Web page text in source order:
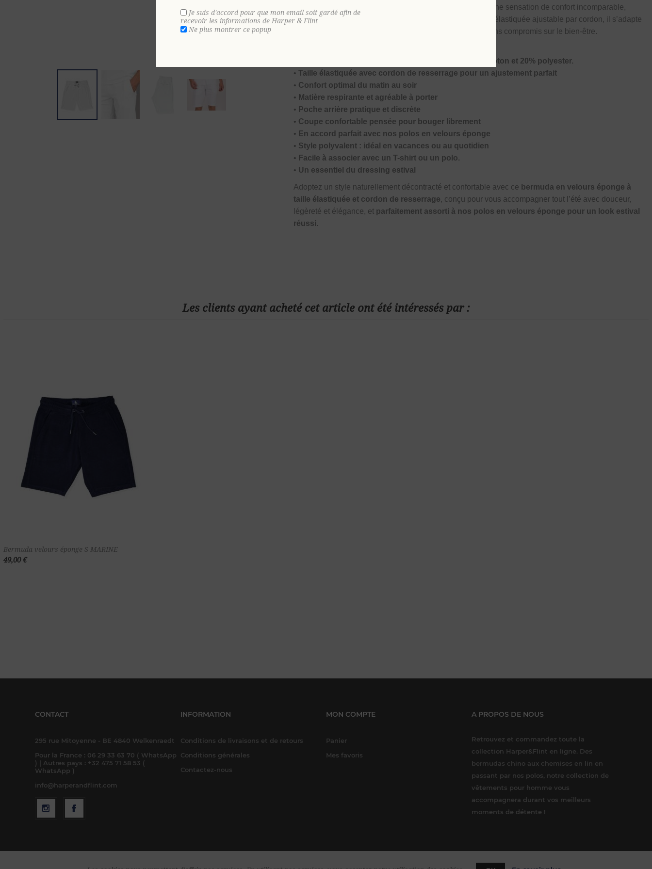
, il procure une sensation de confort incomparable,
idéale pendant les journées ensoleillées. Grâce à sa taille élastiquée ajustable par cordon, il s’adapte
parfaitement à votre silhouette pour un maintien optimal sans compromis sur le bien-être.
Velours éponge doux, confortable et tendance 80% coton et 20% polyester.
•Taille élastiquée avec cordon de resserrage pour un ajustement parfait
• Confort optimal du matin au soir
• Matière respirante et agréable à porter
• Poche arrière pratique et discrète
• Coupe confortable pensée pour bouger librement
• En accord parfait avec nos polos en velours éponge
• Style polyvalent : idéal en vacances ou au quotidien
• Facile à associer avec un T-shirt ou un polo.
• Un essentiel du dressing estival
Adoptez un style naturellement décontracté et confortable avec ce bermuda en velours éponge à
taille élastiquée et cordon de resserrage, conçu pour vous accompagner tout l’été avec douceur,
légèreté et élégance, et parfaitement assorti à nos polos en velours éponge pour un look estival
réussi.
Les clients ayant acheté cet article ont été intéressés par :
Ajouter au
Bermuda velours éponge S MARINE
49,00 €
CONTACT
295 rue Mitoyenne - BE 4840 Welkenraedt
Pour la France : 06 29 33 63 70 ( WhatsApp
) | Autres pays : +32 475 71 58 53 (
WhatsApp )
info@harperandflint.com
INFORMATION
Conditions de livraisons et de retours
Conditions générales
Contactez-nous
MON COMPTE
Panier
Mes favoris
A PROPOS DE NOUS
Retrouvez et commandez toute la
collection Harper&Flint en ligne. Des
bermudas chino aux chemises en lin en
passant par nos polos, notre collection de
vêtements pour homme vous
accompagnera durant vos meilleurs
moments de détente !
Je suis d'accord pour que mon email soit gardé afin de
recevoir les informations de Harper & Flint
Ne plus montrer ce popup